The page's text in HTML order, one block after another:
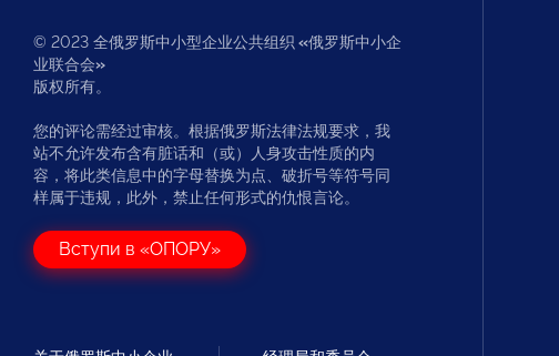
© 2023 全俄罗斯中小型企业公共组织 «俄罗斯中小企
业联合会»
版权所有。
您的评论需经过审核。根据俄罗斯法律法规要求，我
站不允许发布含有脏话和（或）人身攻击性质的内
容，将此类信息中的字母替换为点、破折号等符号同
样属于违规，此外，禁止任何形式的仇恨言论。
Вступи в «ОПОРУ»